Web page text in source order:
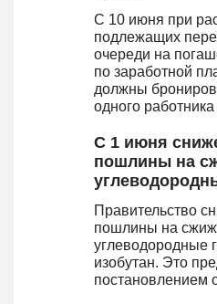
С 10 июня при
подлежащих
очереди на
по заработной
должны
одного
С 1 июня
пошлины на
Правительство
пошлины на
углеводородные
изобутан. Это
постановлением